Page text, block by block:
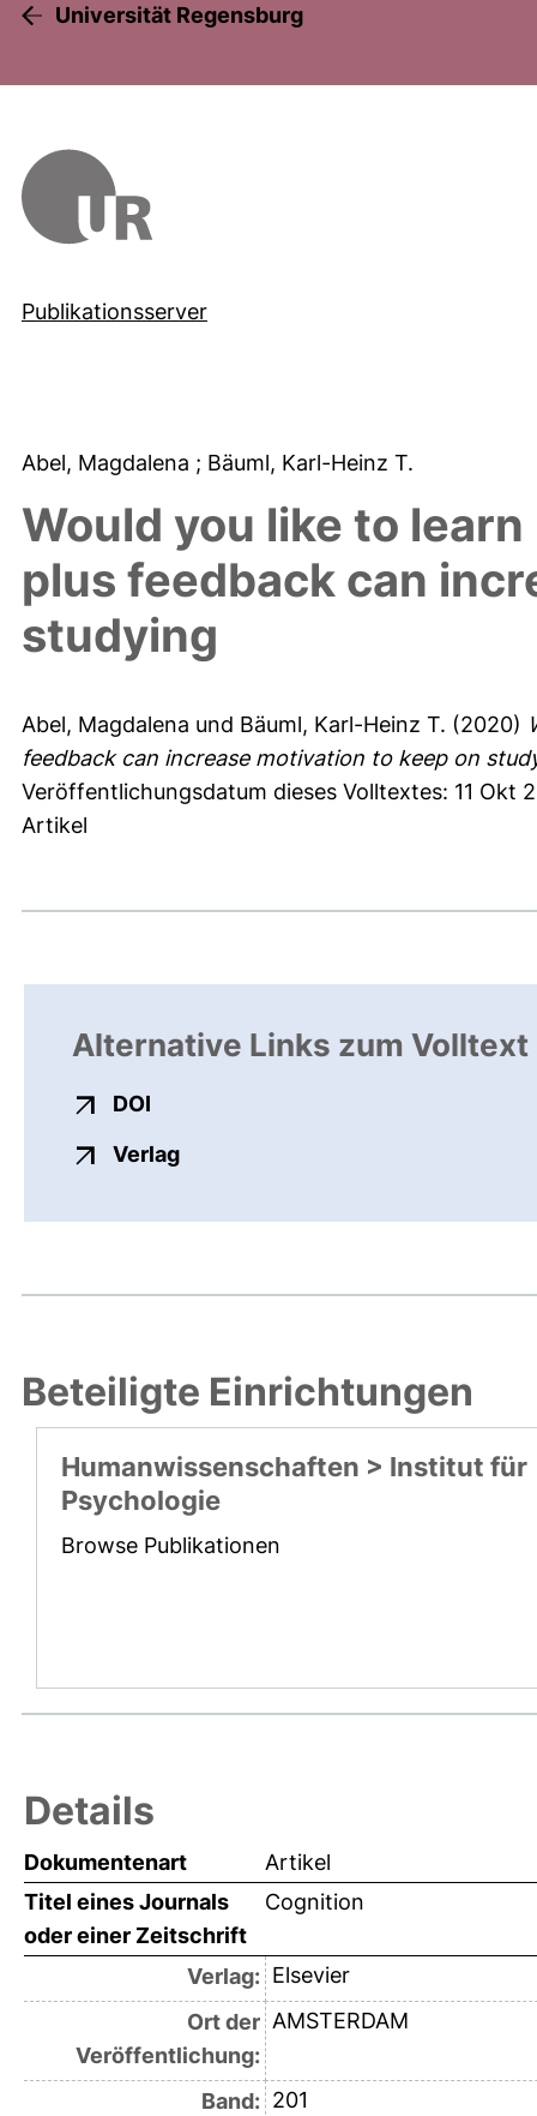
Universität Regensburg
Publikationsserver
Abel, Magdalena ; Bäuml, Karl-Heinz T.
Would you like to
plus feedback can
studying
Abel, Magdalena und Bäuml, Karl-Heinz T. (2020)
feedback can increase motivation to keep on
Veröffentlichungsdatum dieses Volltextes: 11 Okt
Artikel
Alternative Links zum Volltext
DOI
Verlagexterner Link, öffnet neues
Beteiligte Einrichtungen
Humanwissenschaften > Institut für
Psychologie
Browse Publikationen
Details
Dokumentenart
Artikel
Titel eines Journals
oder einer Zeitschrift
Cognition
Verlag: Elsevier
Ort der
Veröffentlichung:
AMSTERDAM
Band: 201